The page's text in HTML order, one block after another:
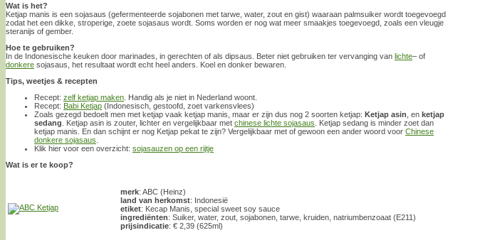
Wat is het?
Ketjap manis is een sojasaus (gefermenteerde sojabonen met tarwe, water, zout en gist) waaraan palmsuiker wordt toegevoegd
zodat het een dikke, stroperige, zoete sojasaus wordt. Soms worden er nog wat meer smaakjes toegevoegd, zoals een vleugje
steranijs of gember.
Hoe te gebruiken?
In de Indonesische keuken door marinades, in gerechten of als dipsaus. Beter niet gebruiken ter vervanging van lichte– of
donkere sojasaus, het resultaat wordt echt heel anders. Koel en donker bewaren.
Tips, weetjes & recepten
Recept: zelf ketjap maken . Handig als je niet in Nederland woont.
Recept: Babi Ketjap (Indonesisch, gestoofd, zoet varkensvlees)
Zoals gezegd bedoelt men met ketjap vaak ketjap manis, maar er zijn dus nog 2 soorten ketjap: Ketjap asin , en ketjap
sedang . Ketjap asin is zouter, lichter en vergelijkbaar met chinese lichte sojasaus . Ketjap sedang is minder zoet dan
ketjap manis. En dan schijnt er nog Ketjap pekat te zijn? Vergelijkbaar met of gewoon een ander woord voor Chinese
donkere sojasaus
Klik hier voor een overzicht: sojasauzen op een rijtje
Wat is er te koop?
merk: ABC (Heinz)
land van herkomst: Indonesië
etiket: Kecap Manis, special sweet soy sauce
ingrediënten: Suiker, water, zout, sojabonen, tarwe, kruiden, natriumbenzoaat (E211)
prijsindicatie: € 2,39 (625ml)